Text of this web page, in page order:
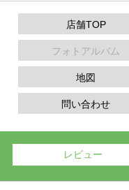
店舗TOP
フォトアルバム
地図
問い合わせ
レビュー